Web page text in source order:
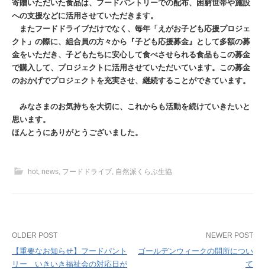
寄贈いただいた食品は、フードパントリーでの配布、困窮世帯や施設
への支援などに活用させていただきます。
またフードドライブだけでなく、毎年「えがお子ども応援プロジェ
クト」の際に、組合員の方々から『子ども応援募金』として多額の募
金をいただき、子どもたちに安心して食べさせられる食品もこの募金
で購入して、プロジェクトに活用させていただいています。この募金
のおかげでプロジェクトを充実させ、継続することができています。
みなさまのお気持ちを大切に、これからも活動を続けていきたいと
思います。
ほんとうにありがとうございました。
hot, news, フードドライブ, 自然派くらぶ生協
Post
navigation
OLDER POST
【重要なお知らせ】フードパント
リー いきいき福祉会の対応日が
NEWER POST
ゴールデンウィークの開所につい
て